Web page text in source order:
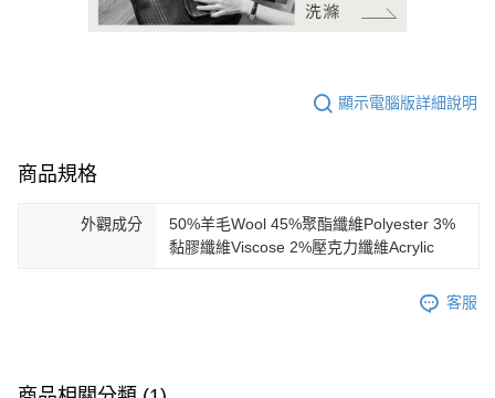
顯示電腦版詳細說明
商品規格
外觀成分
50%羊毛Wool 45%聚酯纖維Polyester 3%
黏膠纖維Viscose 2%壓克力纖維Acrylic
客服